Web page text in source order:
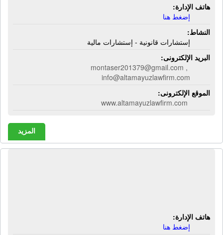
هاتف الإدارة:
إضغط هنا
النشاط:
إستشارات قانونية - إستشارات مالية
البريد الإلكترونى:
montaser201379@gmail.com ,
info@altamayuzlawfirm.com
الموقع الإلكترونى:
www.altamayuzlawfirm.com
المزيد
هاتف الإدارة:
إضغط هنا